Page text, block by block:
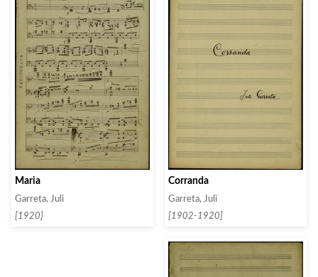
Maria
Garreta, Juli
[1920]
Corranda
Garreta, Juli
[1902-1920]